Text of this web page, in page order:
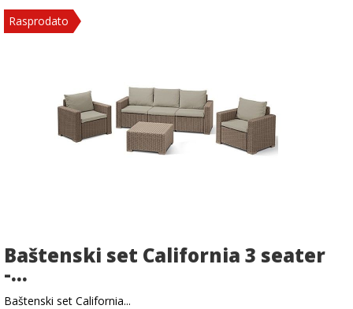
Rasprodato
Baštenski set California 3 seater
-...
Baštenski set California...